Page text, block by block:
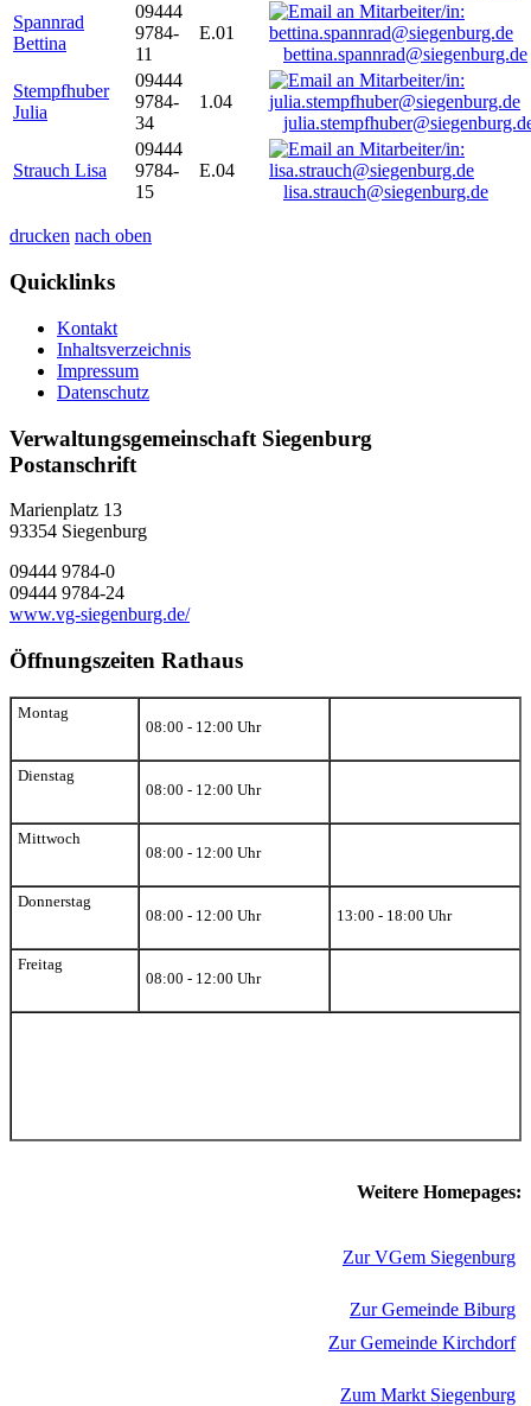
Spannrad
Bettina
09444
9784-
11
E.01
bettina.spannrad@siegenburg.de
Stempfhuber
Julia
09444
9784-
34
1.04
Strauch Lisa
09444
9784-
15
E.04
lisa.strauch@siegenburg.de
drucken nach oben
Quicklinks
Kontakt
Inhaltsverzeichnis
Impressum
Datenschutz
Verwaltungsgemeinschaft Siegenburg
Postanschrift
Marienplatz 13
93354 Siegenburg
09444 9784-0
09444 9784-24
www.vg-siegenburg.de/
Öffnungszeiten Rathaus
Montag
08:00 - 12:00 Uhr
Dienstag
08:00 - 12:00 Uhr
Mittwoch
08:00 - 12:00 Uhr
Donnerstag
08:00 - 12:00 Uhr
13:00 - 18:00 Uhr
Freitag
08:00 - 12:00 Uhr
Weitere Homepages:
Zur VGem Siegenburg
Zur Gemeinde Biburg
Zur Gemeinde Kirchdorf
Zum Markt Siegenburg